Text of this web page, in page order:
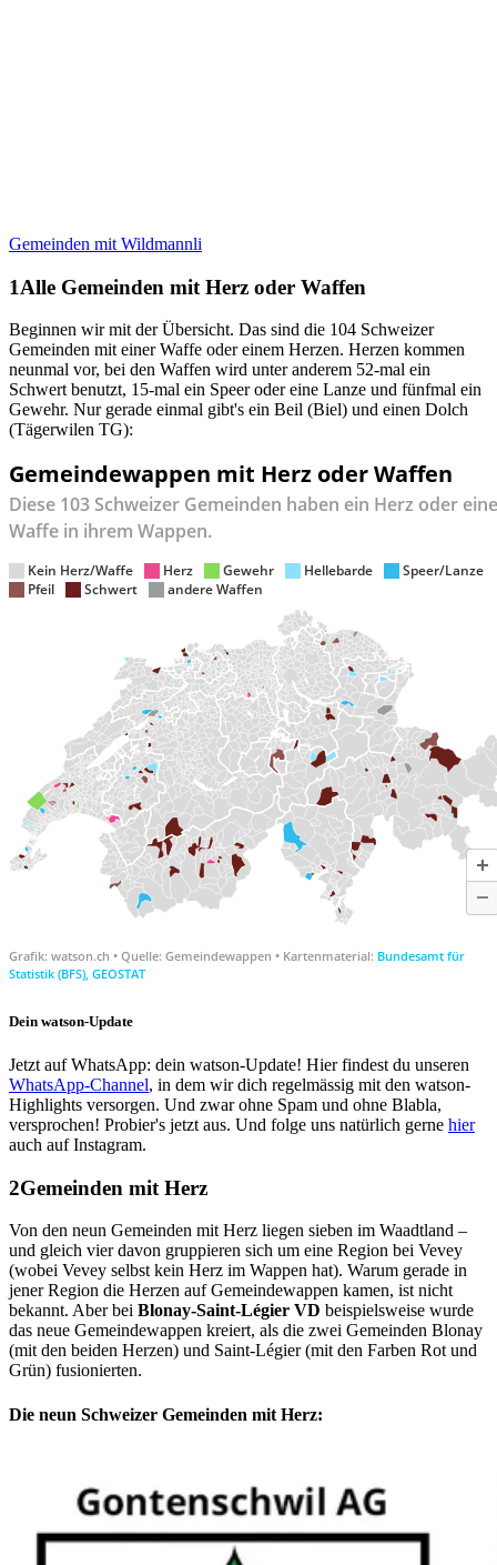
Gemeinden mit Wildmannli
Alle Gemeinden mit Herz oder Waffen
Beginnen wir mit der Übersicht. Das sind die 104 Schweizer
Gemeinden mit einer Waffe oder einem Herzen. Herzen kommen
neunmal vor, bei den Waffen wird unter anderem 52-mal ein
Schwert benutzt, 15-mal ein Speer oder eine Lanze und fünfmal ein
Gewehr. Nur gerade einmal gibt's ein Beil (Biel) und einen Dolch
(Tägerwilen TG):
Dein watson-Update
Jetzt auf WhatsApp: dein watson-Update! Hier findest du unseren
WhatsApp-Channel, in dem wir dich regelmässig mit den watson-
Highlights versorgen. Und zwar ohne Spam und ohne Blabla,
versprochen! Probier's jetzt aus. Und folge uns natürlich gerne hier
auch auf Instagram.
Gemeinden mit Herz
Von den neun Gemeinden mit Herz liegen sieben im Waadtland –
und gleich vier davon gruppieren sich um eine Region bei Vevey
(wobei Vevey selbst kein Herz im Wappen hat). Warum gerade in
jener Region die Herzen auf Gemeindewappen kamen, ist nicht
bekannt. Aber bei Blonay-Saint-Légier VD beispielsweise wurde
das neue Gemeindewappen kreiert, als die zwei Gemeinden Blonay
(mit den beiden Herzen) und Saint-Légier (mit den Farben Rot und
Grün) fusionierten.
Die neun Schweizer Gemeinden mit Herz: